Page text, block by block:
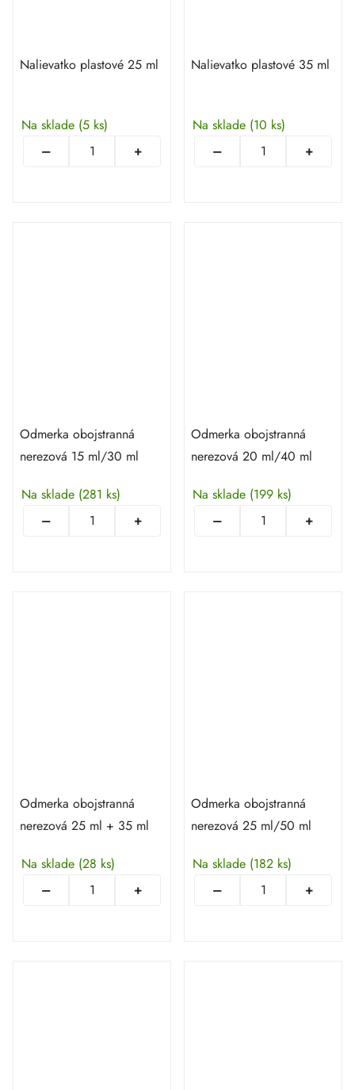
Nalievatko plastové 25 ml
Na sklade (5 ks)
Nalievatko plastové 35 ml
Na sklade (10 ks)
Odmerka obojstranná
nerezová 15 ml/30 ml
Na sklade (281 ks)
Odmerka obojstranná
nerezová 20 ml/40 ml
Na sklade (199 ks)
Odmerka obojstranná
nerezová 25 ml + 35 ml
Na sklade (28 ks)
Odmerka obojstranná
nerezová 25 ml/50 ml
Na sklade (182 ks)